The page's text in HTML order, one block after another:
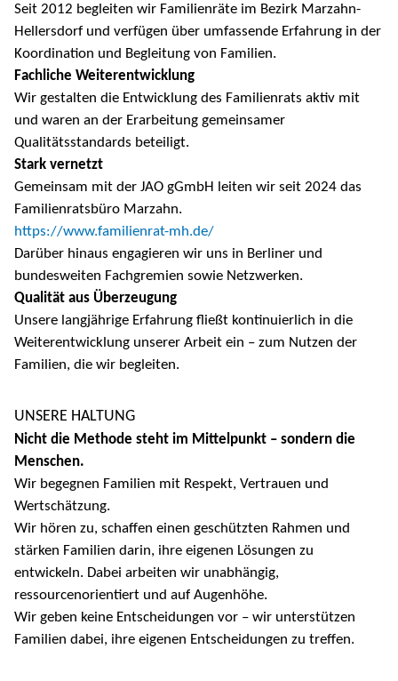
Seit 2012 begleiten wir Familienräte im Bezirk Marzahn-
Hellersdorf und verfügen über umfassende Erfahrung in der
Koordination und Begleitung von Familien.
Fachliche Weiterentwicklung
Wir gestalten die Entwicklung des Familienrats aktiv mit
und waren an der Erarbeitung gemeinsamer
Qualitätsstandards beteiligt.
Stark vernetzt
Gemeinsam mit der JAO gGmbH leiten wir seit 2024 das
Familienratsbüro Marzahn.
https://www.familienrat-mh.de/
Darüber hinaus engagieren wir uns in Berliner und
bundesweiten Fachgremien sowie Netzwerken.
Qualität aus Überzeugung
Unsere langjährige Erfahrung fließt kontinuierlich in die
Weiterentwicklung unserer Arbeit ein – zum Nutzen der
Familien, die wir begleiten.
UNSERE HALTUNG
Nicht die Methode steht im Mittelpunkt – sondern die
Menschen.
Wir begegnen Familien mit Respekt, Vertrauen und
Wertschätzung.
Wir hören zu, schaffen einen geschützten Rahmen und
stärken Familien darin, ihre eigenen Lösungen zu
entwickeln. Dabei arbeiten wir unabhängig,
ressourcenorientiert und auf Augenhöhe.
Wir geben keine Entscheidungen vor – wir unterstützen
Familien dabei, ihre eigenen Entscheidungen zu treffen.